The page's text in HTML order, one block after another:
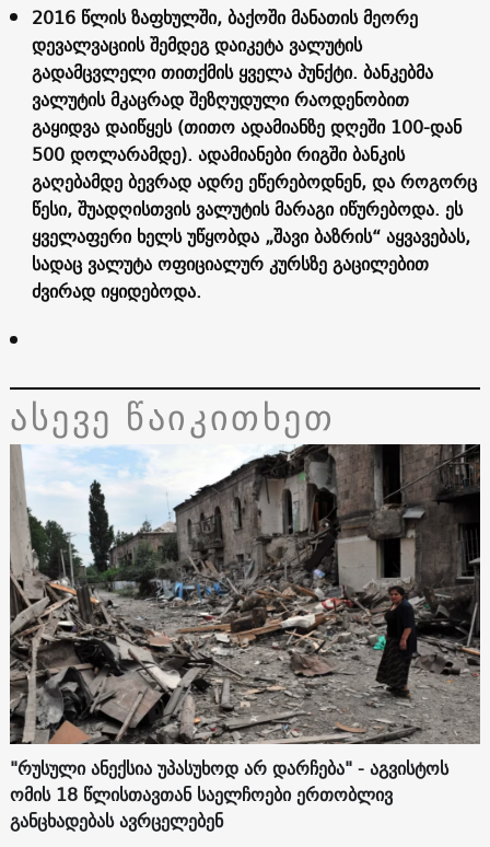
2016 წლის ზაფხულში, ბაქოში მანათის მეორე
დევალვაციის შემდეგ დაიკეტა ვალუტის
გადამცვლელი თითქმის ყველა პუნქტი. ბანკებმა
ვალუტის მკაცრად შეზღუდული რაოდენობით
გაყიდვა დაიწყეს (თითო ადამიანზე დღეში 100-დან
500 დოლარამდე). ადამიანები რიგში ბანკის
გაღებამდე ბევრად ადრე ეწერებოდნენ, და როგორც
წესი, შუადღისთვის ვალუტის მარაგი იწურებოდა. ეს
ყველაფერი ხელს უწყობდა „შავი ბაზრის“ აყვავებას,
სადაც ვალუტა ოფიციალურ კურსზე გაცილებით
ძვირად იყიდებოდა.
ასევე წაიკითხეთ
"რუსული ანექსია უპასუხოდ არ დარჩება" - აგვისტოს
ომის 18 წლისთავთან საელჩოები ერთობლივ
განცხადებას ავრცელებენ